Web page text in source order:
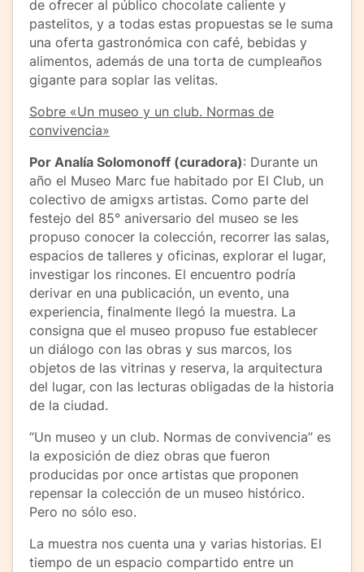
de ofrecer al público chocolate caliente y
pastelitos, y a todas estas propuestas se le suma
una oferta gastronómica con café, bebidas y
alimentos, además de una torta de cumpleaños
gigante para soplar las velitas.
Sobre «Un museo y un club. Normas de
convivencia»
Por Analía Solomonoff (curadora): Durante un
año el Museo Marc fue habitado por El Club, un
colectivo de amigxs artistas. Como parte del
festejo del 85° aniversario del museo se les
propuso conocer la colección, recorrer las salas,
espacios de talleres y oficinas, explorar el lugar,
investigar los rincones. El encuentro podría
derivar en una publicación, un evento, una
experiencia, finalmente llegó la muestra. La
consigna que el museo propuso fue establecer
un diálogo con las obras y sus marcos, los
objetos de las vitrinas y reserva, la arquitectura
del lugar, con las lecturas obligadas de la historia
de la ciudad.
“Un museo y un club. Normas de convivencia” es
la exposición de diez obras que fueron
producidas por once artistas que proponen
repensar la colección de un museo histórico.
Pero no sólo eso.
La muestra nos cuenta una y varias historias. El
tiempo de un espacio compartido entre un